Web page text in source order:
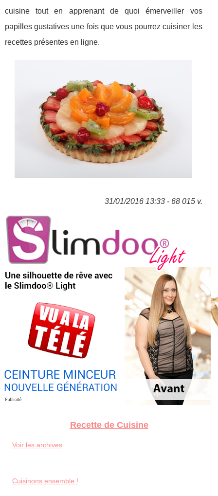
cuisine tout en apprenant de quoi émerveiller vos
papilles gustatives une fois que vous pourrez cuisiner les
recettes présentes en ligne.
31/01/2016 13:33 - 68 015 v.
Recette de Cuisine
Voir les archives
Cuisinons ensemble !